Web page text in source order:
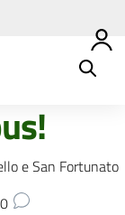
e San Fortunato
0